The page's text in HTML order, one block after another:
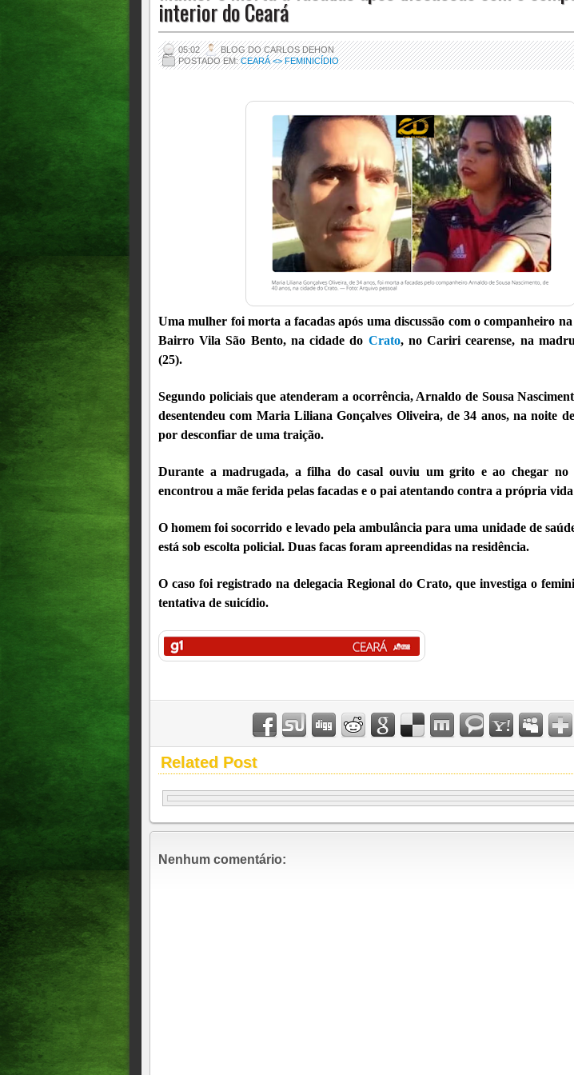
interior do Ceará
05:02
BLOG DO CARLOS DEHON
POSTADO EM:CEARÁ <> FEMINICÍDIO
Uma mulher foi morta a facadas após uma discussão com o companheiro na
Bairro Vila São Bento, na cidade do Crato, no Cariri cearense, na
(25).
Segundo policiais que atenderam a ocorrência, Arnaldo de Sousa
desentendeu com Maria Liliana Gonçalves Oliveira, de 34 anos, na noite
por desconfiar de uma traição.
Durante a madrugada, a filha do casal ouviu um grito e ao chegar no
encontrou a mãe ferida pelas facadas e o pai atentando contra a própria
O homem foi socorrido e levado pela ambulância para uma unidade de
está sob escolta policial. Duas facas foram apreendidas na residência.
O caso foi registrado na delegacia Regional do Crato, que investiga o
tentativa de suicídio.
Related Post
Nenhum comentário: